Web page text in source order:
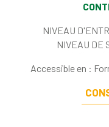
NIVEAU
NIVEAU DE
Accessible en :